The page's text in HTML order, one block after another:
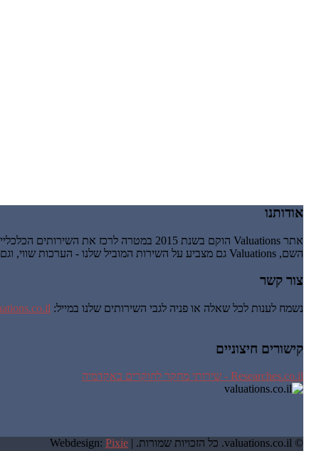
אודותנו
אתר Valuations הוקם בשנת 2015 במטרה לרכז את השירותים הכלכליים והעסקיים הניתנים זה מכבר על ידי אשבר-עיינות בע"מ, חברה לניהול וייזום עסקי.
השם, Valuations גם מצביע על השירות המוביל שלנו - הערכות שווי, וגם מרמז על valuation כהענקת ערך, כלומר מבטא את העיקרון שלנו לפיו השירותים שאנו נותנים חייבים להעניק לעסק שלך ערך מוסף.
צור קשר
נשמח לענות לכל שאלה או פניה לגבי השירותים שלנו במייל:
קישורים חיצוניים
Researches.co.il - שירותי מחקר לחוקרים באקדמיה
© valuations.co.il. כל הזכויות שמורות. | Webdesign: Pixie